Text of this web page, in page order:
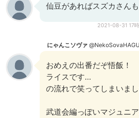
仙豆があればスズカさん
2021-08-31 17
にゃんこソヴァ
おめえの出番だぞ悟飯！
ライスです…
の流れで笑ってしまいま
武道会編っぽいマジュニ